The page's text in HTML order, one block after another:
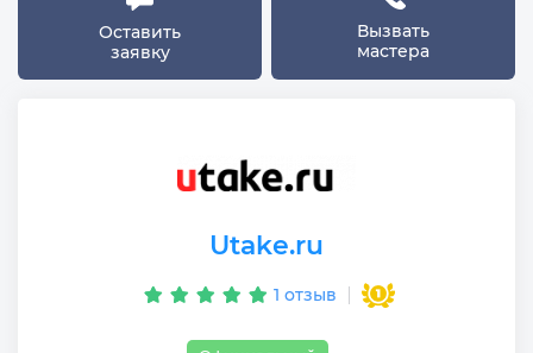
Оставить
заявку
Вызвать
мастера
Utake.ru
1 отзыв